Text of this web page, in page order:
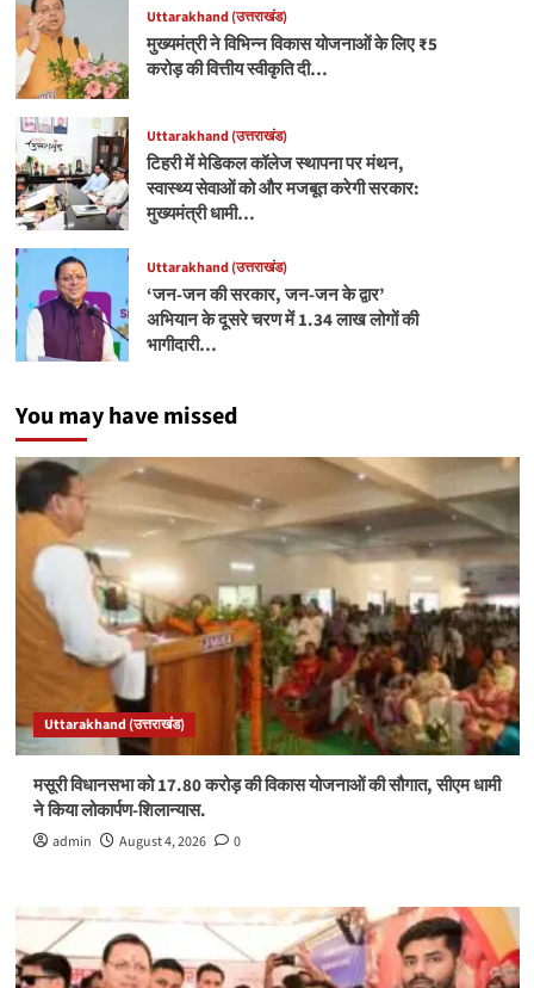
Uttarakhand (उत्तराखंड)
मुख्यमंत्री ने विभिन्न विकास योजनाओं के लिए ₹5
करोड़ की वित्तीय स्वीकृति दी…
Uttarakhand (उत्तराखंड)
टिहरी में मेडिकल कॉलेज स्थापना पर मंथन,
स्वास्थ्य सेवाओं को और मजबूत करेगी सरकार:
मुख्यमंत्री धामी…
Uttarakhand (उत्तराखंड)
‘जन-जन की सरकार, जन-जन के द्वार’
अभियान के दूसरे चरण में 1.34 लाख लोगों की
भागीदारी…
You may have missed
Uttarakhand (उत्तराखंड)
मसूरी विधानसभा को 17.80 करोड़ की विकास योजनाओं की सौगात, सीएम धामी
ने किया लोकार्पण-शिलान्यास.
admin August 4, 2026 0